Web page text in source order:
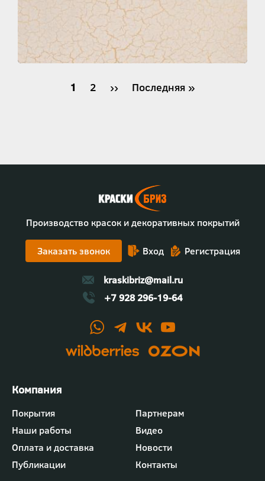
НумерацияТекущая
1 Страница
2
Следующая
››
Последняя
Последняя »
Производство красок и декоративных покрытий
Заказать звонок Вход Регистрация
kraskibriz@mail.ru
+7 928 296-19-64
Футер
-
меню
"Компания"
Покрытия
Партнерам
Наши работы
Видео
Оплата и доставка
Новости
Публикации
Контакты